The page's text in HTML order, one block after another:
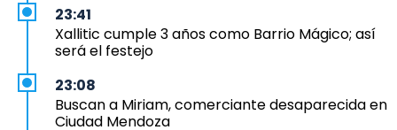
23:41
Xallitic cumple 3 años como Barrio Mágico; así
será el festejo
23:08
Buscan a Miriam, comerciante desaparecida en
Ciudad Mendoza